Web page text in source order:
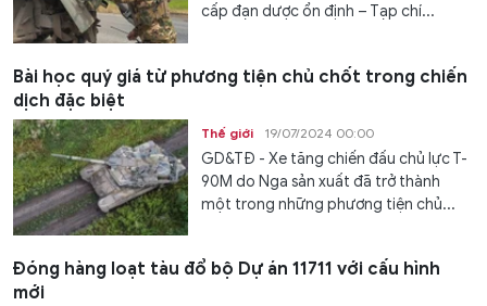
cấp đạn dược ổn định – Tạp chí...
Bài học quý giá từ phương tiện chủ chốt trong chiến
dịch đặc biệt
Thế giới 19/07/2024 00:00
GD&TĐ - Xe tăng chiến đấu chủ lực T-
90M do Nga sản xuất đã trở thành
một trong những phương tiện chủ...
Đóng hàng loạt tàu đổ bộ Dự án 11711 với cấu hình
mới